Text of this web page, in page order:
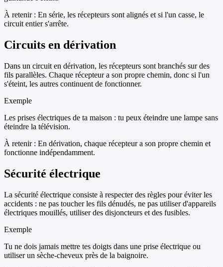
À retenir : En série, les récepteurs sont alignés et si l'un casse, le
circuit entier s'arrête.
Circuits en dérivation
Dans un circuit en dérivation, les récepteurs sont branchés sur des
fils parallèles. Chaque récepteur a son propre chemin, donc si l'un
s'éteint, les autres continuent de fonctionner.
Exemple
Les prises électriques de ta maison : tu peux éteindre une lampe sans
éteindre la télévision.
À retenir : En dérivation, chaque récepteur a son propre chemin et
fonctionne indépendamment.
Sécurité électrique
La sécurité électrique consiste à respecter des règles pour éviter les
accidents : ne pas toucher les fils dénudés, ne pas utiliser d'appareils
électriques mouillés, utiliser des disjoncteurs et des fusibles.
Exemple
Tu ne dois jamais mettre tes doigts dans une prise électrique ou
utiliser un sèche-cheveux près de la baignoire.